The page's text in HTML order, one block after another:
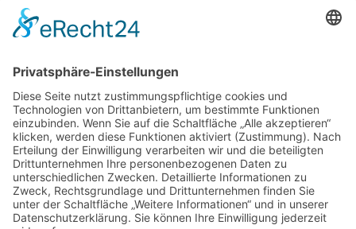
Weiter→
Kontakt
Datenschutzerklärung
Mitgliederbereich
Facebook
Instagram
Umsetzung:DOUBLE-A-DESIGN
Kontakt
Impressum
Datenschutzerklärung